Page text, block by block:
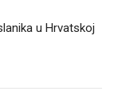
u Hrvatskoj